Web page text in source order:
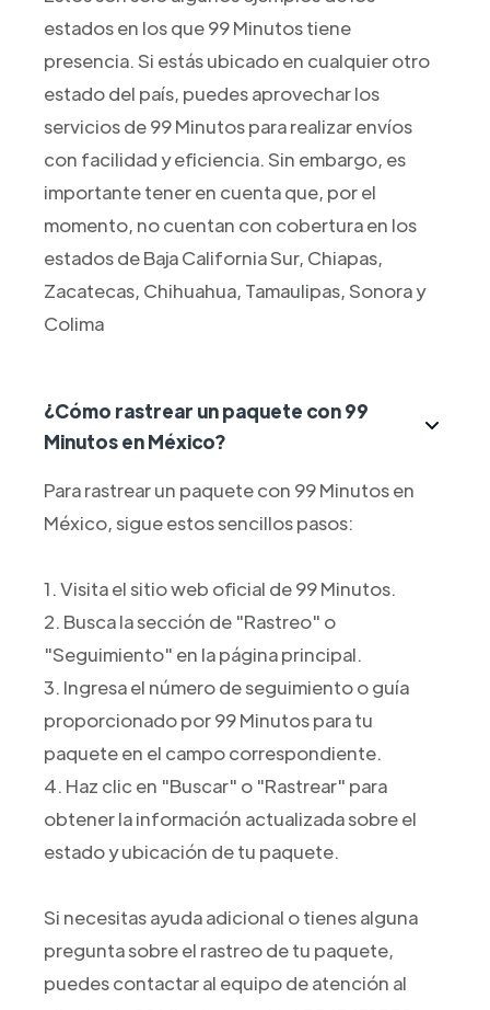
estados en los que 99 Minutos tiene
presencia. Si estás ubicado en cualquier otro
estado del país, puedes aprovechar los
servicios de 99 Minutos para realizar envíos
con facilidad y eficiencia. Sin embargo, es
importante tener en cuenta que, por el
momento, no cuentan con cobertura en los
estados de Baja California Sur, Chiapas,
Zacatecas, Chihuahua, Tamaulipas, Sonora y
Colima
¿Cómo rastrear un paquete con 99
Minutos en México?
Para rastrear un paquete con 99 Minutos en
México, sigue estos sencillos pasos:
1. Visita el sitio web oficial de 99 Minutos.
2. Busca la sección de "Rastreo" o
"Seguimiento" en la página principal.
3. Ingresa el número de seguimiento o guía
proporcionado por 99 Minutos para tu
paquete en el campo correspondiente.
4. Haz clic en "Buscar" o "Rastrear" para
obtener la información actualizada sobre el
estado y ubicación de tu paquete.
Si necesitas ayuda adicional o tienes alguna
pregunta sobre el rastreo de tu paquete,
puedes contactar al equipo de atención al